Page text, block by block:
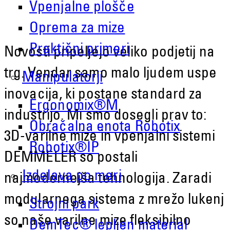
Vpenjalne plošče
Oprema za mize
Praktični primeri
Manipulatorji
Ergonomix®M
Obračalna enota Robotix
Robotix®IP
Izdelava po meri
Strojni park
DemTec® lepljen material
Novosti pripeljejo veliko podjetij na
trg. Vendar samo malo ljudem uspe
inovacija, ki postane standard za
industrijo. Mi smo dosegli prav to:
3D-varilne mize in vpenjalni sistemi
DEMMELER so postali
najmodernejša tehnologija. Zaradi
modularnega sistema z mrežo lukenj
so naše varilne mize fleksibilno